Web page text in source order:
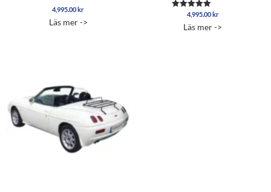
4,995.00kr
Läs mer ->
Betygsatt
av 5
4,995.00kr
Läs mer ->